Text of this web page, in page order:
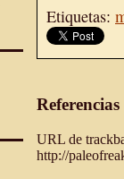
Etiquetas:
URL de
http://